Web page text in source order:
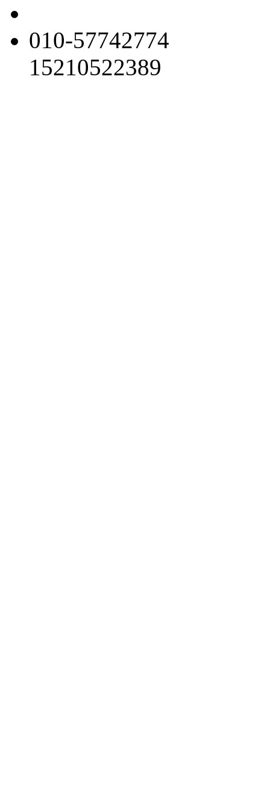
010-57742774
15210522389